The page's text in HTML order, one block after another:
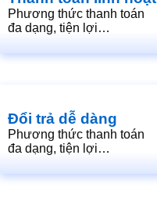
Phương thức thanh toán
đa dạng, tiện lợi…
Đổi trả dễ dàng
Phương thức thanh toán
đa dạng, tiện lợi…